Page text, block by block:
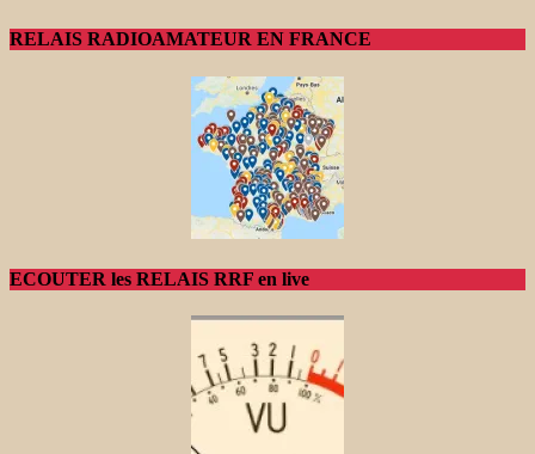
RELAIS RADIOAMATEUR EN FRANCE
ECOUTER les RELAIS RRF en live